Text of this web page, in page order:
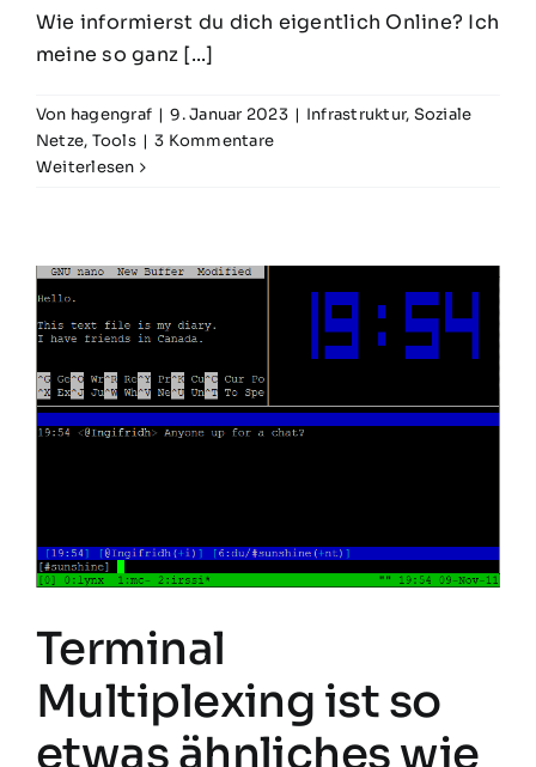
Wie informierst du dich eigentlich Online? Ich
meine so ganz [...]
Von hagengraf | 9. Januar 2023 | Infrastruktur, Soziale
Netze, Tools | 3 Kommentare
Weiterlesen
Terminal
Multiplexing ist so
etwas ähnliches wie